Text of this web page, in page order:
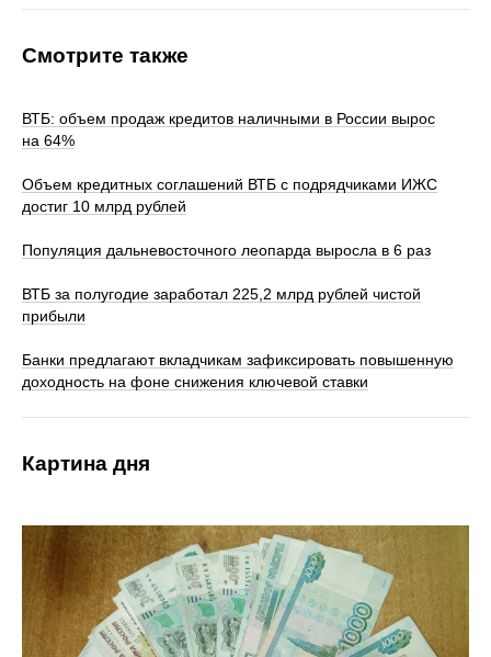
Смотрите также
ВТБ: объем продаж кредитов наличными в России вырос
на 64%
Объем кредитных соглашений ВТБ с подрядчиками ИЖС
достиг 10 млрд рублей
Популяция дальневосточного леопарда выросла в 6 раз
ВТБ за полугодие заработал 225,2 млрд рублей чистой
прибыли
Банки предлагают вкладчикам зафиксировать повышенную
доходность на фоне снижения ключевой ставки
Картина дня